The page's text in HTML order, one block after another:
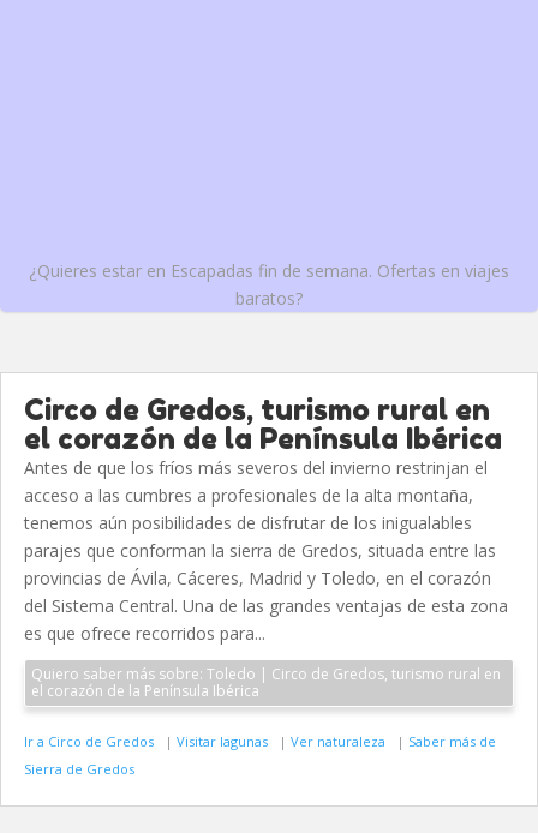
¿Quieres estar en Escapadas fin de semana. Ofertas en viajes
baratos?
Circo de Gredos, turismo rural en
el corazón de la Península Ibérica
Antes de que los fríos más severos del invierno restrinjan el
acceso a las cumbres a profesionales de la alta montaña,
tenemos aún posibilidades de disfrutar de los inigualables
parajes que conforman la sierra de Gredos, situada entre las
provincias de Ávila, Cáceres, Madrid y Toledo, en el corazón
del Sistema Central. Una de las grandes ventajas de esta zona
es que ofrece recorridos para...
Quiero saber más sobre: Toledo | Circo de Gredos, turismo rural en
el corazón de la Península Ibérica
Ir a Circo de Gredos | Visitar lagunas | Ver naturaleza | Saber más de
Sierra de Gredos